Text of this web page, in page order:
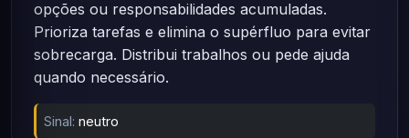
opções ou responsabilidades acumuladas.
Prioriza tarefas e elimina o supérfluo para evitar
sobrecarga. Distribui trabalhos ou pede ajuda
quando necessário.
Sinal: neutro